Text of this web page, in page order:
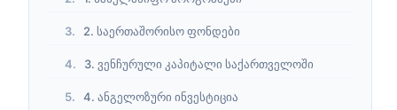
2. საერთაშორისო ფონდები
3. ვენჩურული კაპიტალი საქართველოში
4. ანგელოზური ინვესტიცია